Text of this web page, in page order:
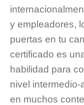
y empleadores,
puertas en tu
certificado es
habilidad para
nivel intermedio-
en muchos